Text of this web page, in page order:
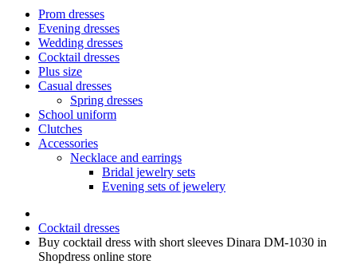
Prom dresses
Evening dresses
Wedding dresses
Cocktail dresses
Plus size
Casual dresses
Spring dresses
School uniform
Clutches
Accessories
Necklace and earrings
Bridal jewelry sets
Evening sets of jewelery
Cocktail dresses
Buy cocktail dress with short sleeves Dinara DM-1030 in
Shopdress online store